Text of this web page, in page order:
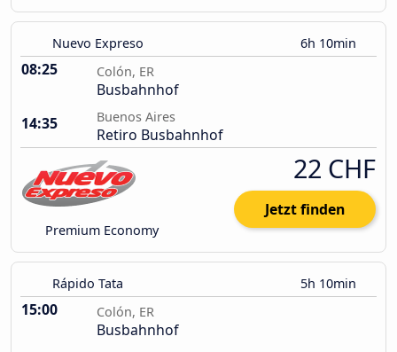
Nuevo Expreso 6h 10min
08:25 Colón, ER
Busbahnhof
14:35
Buenos Aires
Retiro Busbahnhof
Premium Economy
22 CHF
Jetzt finden
Rápido Tata 5h 10min
15:00 Colón, ER
Busbahnhof